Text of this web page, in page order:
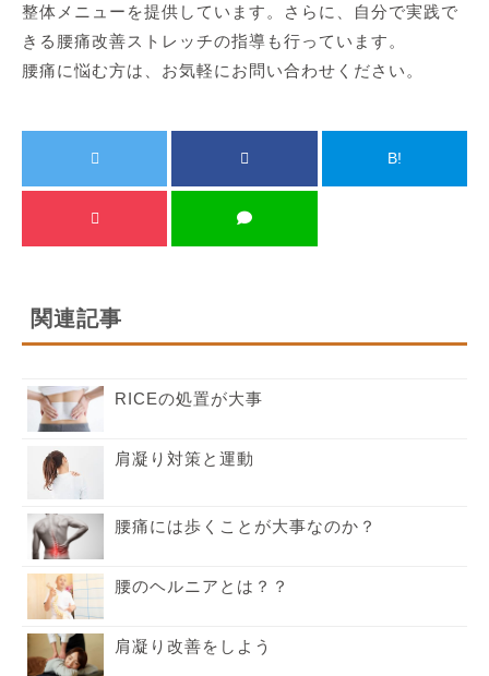
整体メニューを提供しています。さらに、自分で実践で
きる腰痛改善ストレッチの指導も行っています。
腰痛に悩む方は、お気軽にお問い合わせください。
B!
関連記事
RICEの処置が大事
肩凝り対策と運動
腰痛には歩くことが大事なのか？
腰のヘルニアとは？？
肩凝り改善をしよう